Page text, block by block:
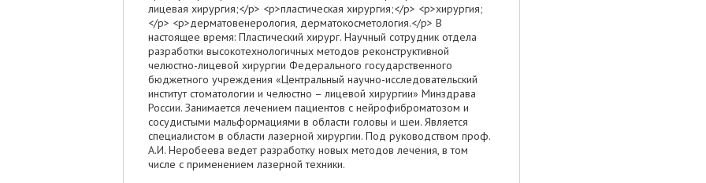
лицевая хирургия;</p> <p>пластическая хирургия;</p> <p>хирургия;
</p> <p>дерматовенерология, дерматокосметология.</p> В
настоящее время: Пластический хирург. Научный сотрудник отдела
разработки высокотехнологичных методов реконструктивной
челюстно-лицевой хирургии Федерального государственного
бюджетного учреждения «Центральный научно-исследовательский
институт стоматологии и челюстно – лицевой хирургии» Минздрава
России. Занимается лечением пациентов с нейрофиброматозом и
сосудистыми мальформациями в области головы и шеи. Является
специалистом в области лазерной хирургии. Под руководством проф.
А.И. Неробеева ведет разработку новых методов лечения, в том
числе с применением лазерной техники.